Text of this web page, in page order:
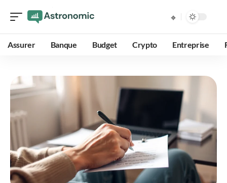
Assurer Banque Budget Crypto Entreprise